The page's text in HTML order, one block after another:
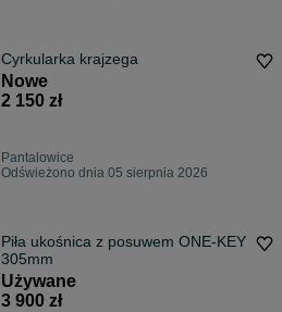
Cyrkularka krajzega
Nowe
2 150 zł
Pantalowice
Odświeżono dnia 05 sierpnia 2026
Piła ukośnica z posuwem ONE-KEY
305mm
Używane
3 900 zł